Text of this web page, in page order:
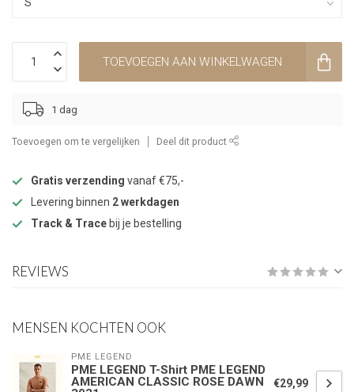
TOEVOEGEN AAN WINKELWAGEN
1 dag
Toevoegen om te vergelijken Deel dit product
Gratis verzending vanaf €75,-
Levering binnen 2 werkdagen
Track & Trace bij je bestelling
REVIEWS
MENSEN KOCHTEN OOK
PME LEGEND
PME LEGEND T-Shirt PME LEGEND
AMERICAN CLASSIC ROSE DAWN
€29,99